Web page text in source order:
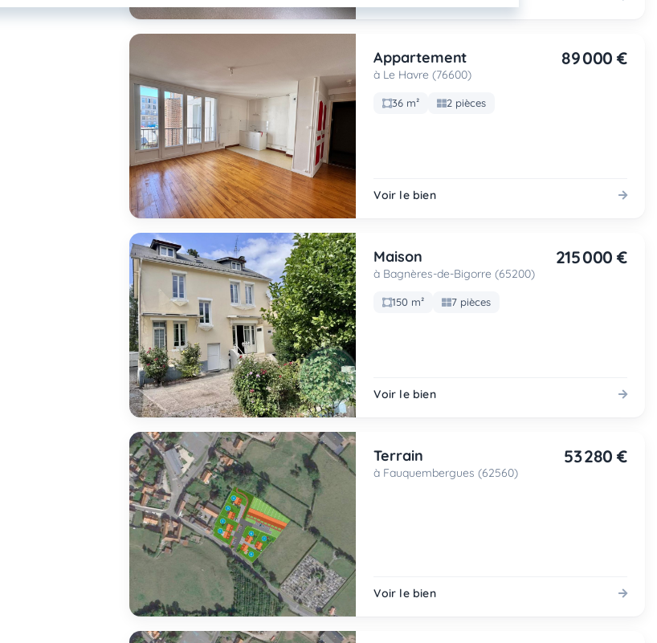
Appartement
à Le Havre (76600)
89 000 €
36 m² 2 pièces
Voir le bien
Maison
à Bagnères-de-Bigorre (65200)
215 000 €
150 m² 7 pièces
Voir le bien
Terrain
à Fauquembergues (62560)
53 280 €
Voir le bien